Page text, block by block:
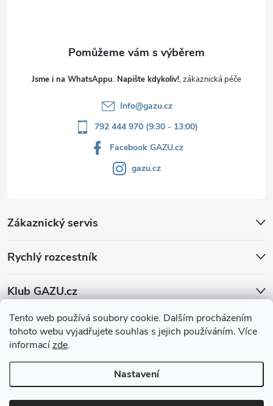
Tento web používá soubory cookie. Dalším procházením
tohoto webu vyjadřujete souhlas s jejich používáním. Více
informacízde.
Nastavení
Jsme i na WhatsAppu. Napište kdykoliv!
Info@gazu.cz
792 444 970 (9:30 - 13:00)
Facebook GAZU.cz
gazu.cz
Zákaznický servis
Rychlý rozcestník
Klub GAZU.cz
Copyright 2026GAZU.cz | moderní koberce. Všechna práva vyhrazena.